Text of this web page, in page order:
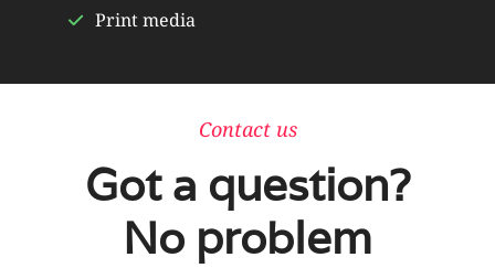
Print media
Contact us
Got a question?
No problem